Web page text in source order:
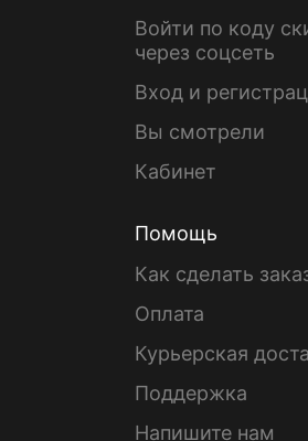
Войти по коду
через соцсеть
Вход и
Вы смотрели
Кабинет
Помощь
Как сделать
Оплата
Курьерская
Поддержка
Напишите нам